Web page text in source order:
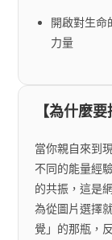
開啟對生命
力量
【為什麼
當你親自來到
不同的能量經
的共振，這是
為從圖片選擇
覺」的那瓶，